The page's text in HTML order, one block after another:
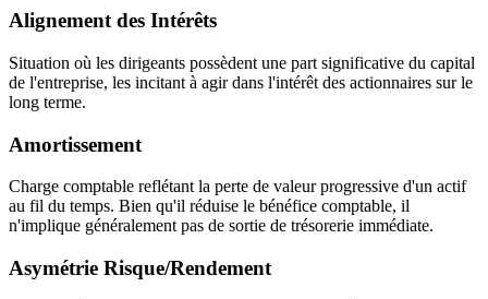
Alignement des Intérêts
Situation où les dirigeants possèdent une part significative du capital
de l'entreprise, les incitant à agir dans l'intérêt des actionnaires sur le
long terme.
Amortissement
Charge comptable reflétant la perte de valeur progressive d'un actif
au fil du temps. Bien qu'il réduise le bénéfice comptable, il
n'implique généralement pas de sortie de trésorerie immédiate.
Asymétrie Risque/Rendement